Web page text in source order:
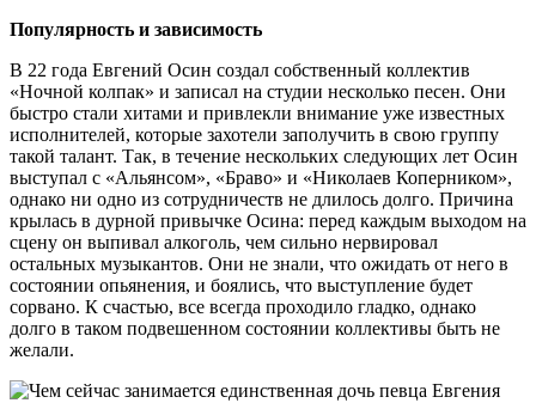
Популярность и зависимость
В 22 года Евгений Осин создал собственный коллектив
«Ночной колпак» и записал на студии несколько песен. Они
быстро стали хитами и привлекли внимание уже известных
исполнителей, которые захотели заполучить в свою группу
такой талант. Так, в течение нескольких следующих лет Осин
выступал с «Альянсом», «Браво» и «Николаев Коперником»,
однако ни одно из сотрудничеств не длилось долго. Причина
крылась в дурной привычке Осина: перед каждым выходом на
сцену он выпивал алкоголь, чем сильно нервировал
остальных музыкантов. Они не знали, что ожидать от него в
состоянии опьянения, и боялись, что выступление будет
сорвано. К счастью, все всегда проходило гладко, однако
долго в таком подвешенном состоянии коллективы быть не
желали.